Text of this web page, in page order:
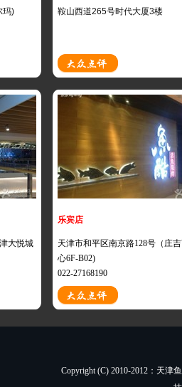
玛) 鞍山西道265号时代大厦3楼
大悦城
乐宾店
天津市和平区南京路128号（庄
心6F-B02)
022-27168190
Copyright (C) 2010-2012：天津